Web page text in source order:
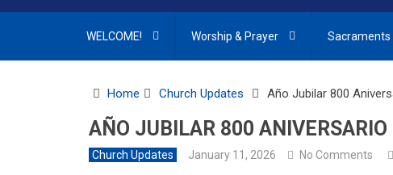
WELCOME! Worship & Prayer Sacraments
Home Church Updates Año Jubilar 800
AÑO JUBILAR 800
Church Updates January 11, 2026 No Comments